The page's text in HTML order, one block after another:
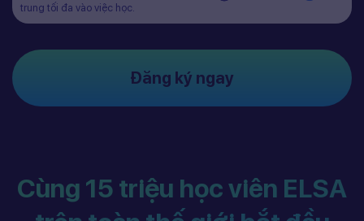
trung tối đa vào việc học.
Đăng ký ngay
Cùng 15 triệu học viên ELSA